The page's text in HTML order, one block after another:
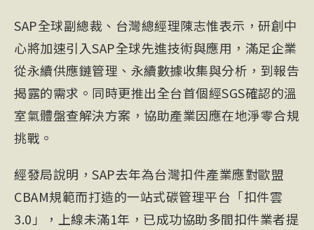
SAP全球副總裁、台灣總經理陳志惟表示，研創中
心將加速引入SAP全球先進技術與應用，滿足企業
從永續供應鏈管理、永續數據收集與分析，到報告
揭露的需求。同時更推出全台首個經SGS確認的溫
室氣體盤查解決方案，協助產業因應在地淨零合規
挑戰。
經發局說明，SAP去年為台灣扣件產業應對歐盟
CBAM規範而打造的一站式碳管理平台「扣件雲
3.0」，上線未滿1年，已成功協助多間扣件業者提